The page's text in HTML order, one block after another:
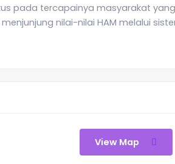
pada tercapainya masyarakat
nilai-nilai HAM melalui
View Map